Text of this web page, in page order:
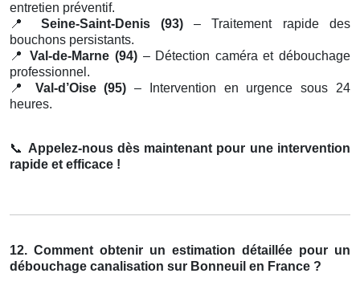
entretien préventif.
📍
Seine-Saint-Denis (93)– Traitement rapide des
bouchons persistants.
📍
Val-de-Marne (94)– Détection caméra et débouchage
professionnel.
📍
Val-d’Oise (95) – Intervention en urgence sous 24
heures.
📞 Appelez-nous dès maintenant pour une intervention
rapide et efficace !
12. Comment obtenir un estimation détaillée pour un
débouchage canalisation sur Bonneuil en France ?